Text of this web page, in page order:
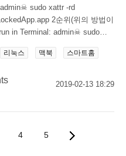
xattr -rd
2순위(위의 방법이
Terminal: admin☠ sudo
리눅스 맥북 스마트홈
2019-02-13 18:29
4 5